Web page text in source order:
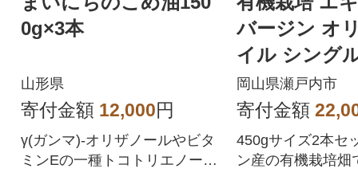
0g×3本
山形県
寄付金額 12,000円
γ(ガンマ)-オリザノールやビタ
ミンEの一種トコトリエノール
バージン オ
イル シング
ット
岡山県瀬戸内市
寄付金額
450gサイズ2本セ
ン産の有機栽培畑